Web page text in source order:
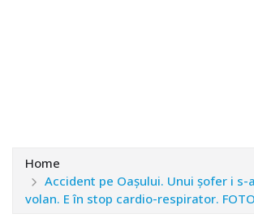
Home
Accident pe Oașului. Unui șofer i s-
volan. E în stop cardio-respirator. FOTO